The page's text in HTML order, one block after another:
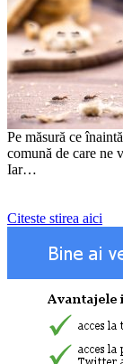
Pe măsură ce
comună de care ne
Iar…
Citeste stirea aici